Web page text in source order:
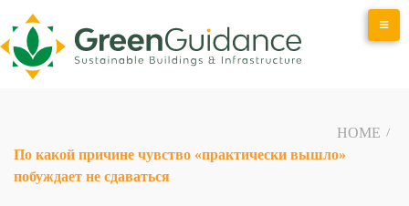
to
content
HOME /
По какой причине чувство «практически вышло»
побуждает не сдаваться